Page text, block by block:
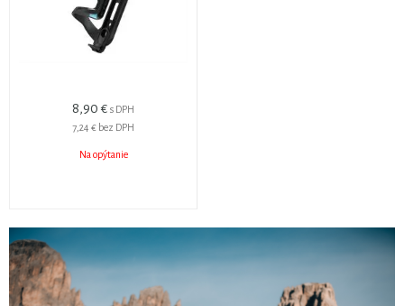
8,90 € s DPH
7,24 € bez DPH
Na opýtanie